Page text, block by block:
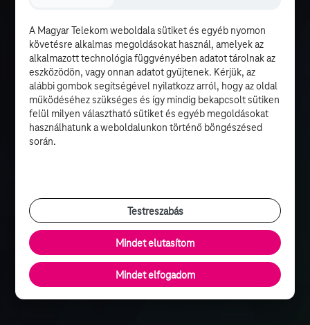
A Magyar Telekom weboldala sütiket és egyéb nyomon
követésre alkalmas megoldásokat használ, amelyek az
alkalmazott technológia függvényében adatot tárolnak az
eszközödön, vagy onnan adatot gyűjtenek. Kérjük, az
alábbi gombok segítségével nyilatkozz arról, hogy az oldal
működéséhez szükséges és így mindig bekapcsolt sütiken
felül milyen választható sütiket és egyéb megoldásokat
használhatunk a weboldalunkon történő böngészésed
során.
Testreszabás
Mindet elutasítom
Mindet elfogadom